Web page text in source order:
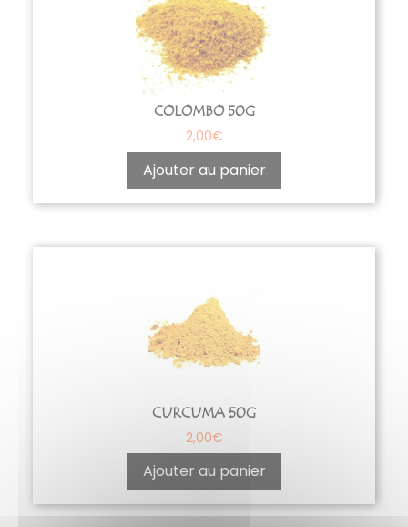
COLOMBO 50G
2,00€
Ajouter au panier
CURCUMA 50G
2,00€
Ajouter au panier